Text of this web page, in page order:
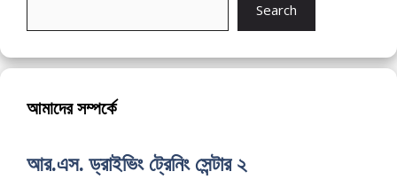
Search
আমাদের সম্পর্কে
আর.এস. ড্রাইভিং ট্রেনিং সেন্টার ২